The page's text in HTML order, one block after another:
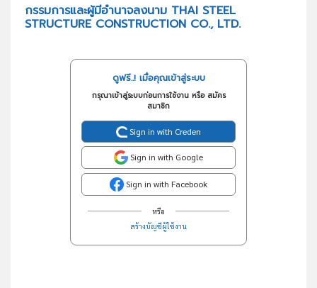
กรรมการและผู้มีอำนาจลงนาม THAI STEEL
STRUCTURE CONSTRUCTION CO., LTD.
ดูฟรี..! เมื่อคุณเข้าสู่ระบบ
กรุณาเข้าสู่ระบบก่อนการใช้งาน หรือ สมัคร
สมาชิก
Sign in with Creden
Sign in with Google
Sign in with Facebook
หรือ
สร้างบัญชีผู้ใช้งาน